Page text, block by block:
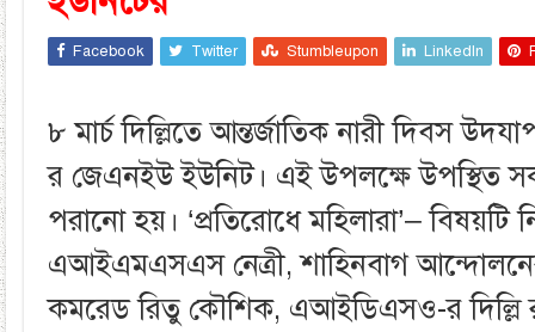
Facebook Twitter Stumbleupon LinkedIn
৮ মার্চ দিল্লিতে আন্তর্জাতিক নারী দিবস
র জেএনইউ ইউনিট। এই উপলক্ষে উপস্থিত
পরানো হয়। ‘প্রতিরোধে মহিলারা’–
এআইএমএসএস নেত্রী, শাহিনবাগ
কমরেড রিতু কৌশিক, এআইডিএসও-র দিল্লি